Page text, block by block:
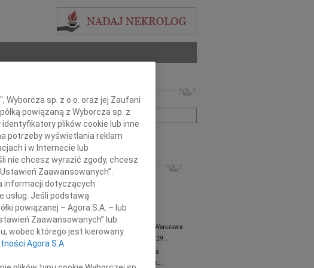
Imię i nazwisko lub numer ogłoszenia:
+ szukanie zaawansowane
INNE NEKROLOGI
07.08.2026Warszawa
Dziekanie Wydziału dr hab. Julii Kubisie,...
07.08.2026Warszawa
Naszej kochanej i dzielnej Marylce Butruk...
Jacek Tadeusz Duniec
Warszawa
Z wielkim żalem przyjęliśmy wiadomość, że 29...
Małgorzata Kościelska
Warszawa
W dniu 3 sierpnia 2026 roku zmarła Profesor...
Wyborcza sp. z o.o. oraz jej Zaufani
powiązaną z Wyborcza sp. z
plików cookie lub inne
potrzeby wyświetlania reklam
i w Internecie lub
nie chcesz wyrazić zgody, chcesz
Zaawansowanych”.
informacji dotyczących
usług. Jeśli podstawą
powiązanej – Agora S.A. – lub
Zaawansowanych” lub
wobec którego jest kierowany.
Agora S.A.